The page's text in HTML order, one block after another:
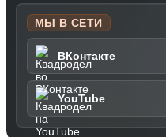
МЫ В СЕТИ
ВКонтакте
YouTube